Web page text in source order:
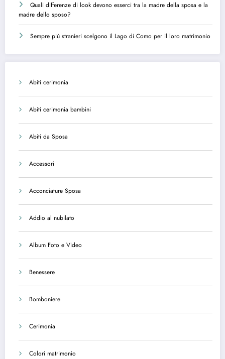
Quali differenze di look devono esserci tra la madre della sposa e la
madre dello sposo?
Sempre più stranieri scelgono il Lago di Como per il loro matrimonio
Abiti cerimonia
Abiti cerimonia bambini
Abiti da Sposa
Accessori
Acconciature Sposa
Addio al nubilato
Album Foto e Video
Benessere
Bomboniere
Cerimonia
Colori matrimonio